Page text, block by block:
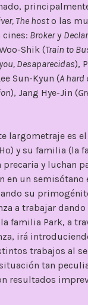
The hosto las
Brokery
Shik (Train to
Desaparecidas),
Sun-Kyun (A hard
), Jang Hye-Jin (
largometraje es
y su familia (la
y luchan
en un semisótano
su
a trabajar dando
familia Park, a
irá
trabajos al
tan
resultados